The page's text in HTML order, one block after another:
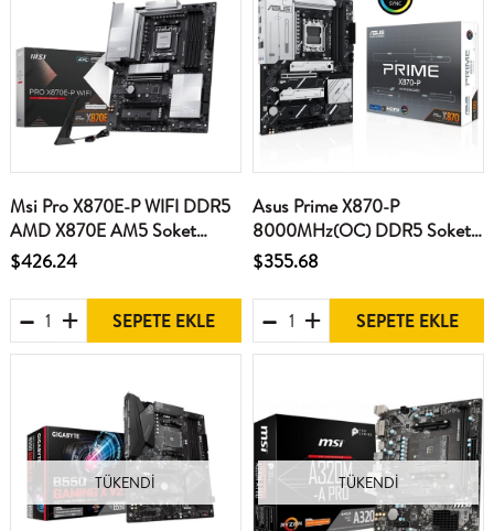
Msi Pro X870E-P WIFI DDR5
AMD X870E AM5 Soket
DDR5 8200+(OC)MHz ATX
Oyuncu (Gaming) Anakart
$426.24
SEPETE EKLE
Asus Prime X870-P
8000MHz(OC) DDR5 Soket
AM5 M.2 HDMI ATX Anakart
$355.68
SEPETE EKLE
TÜKENDI TÜKENDI